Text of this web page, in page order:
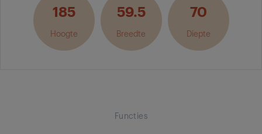
185
Hoogte
59.5
Breedte
70
Diepte
Functies